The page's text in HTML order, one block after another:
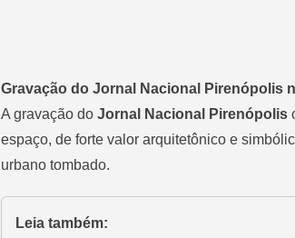
Gravação do Jornal Nacional Pirenópolis
A gravação do Jornal Nacional Pirenópolis
espaço, de forte valor arquitetônico e
urbano tombado.
Leia também: